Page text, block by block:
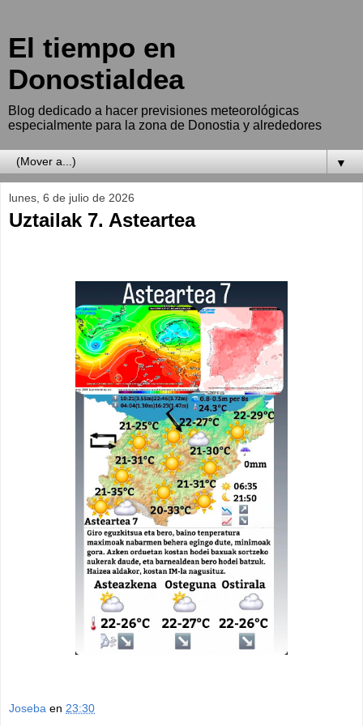
El tiempo en
Donostialdea
Blog dedicado a hacer previsiones meteorológicas
especialmente para la zona de Donostia y alrededores
▼
lunes, 6 de julio de 2026
Uztailak 7. Asteartea
Joseba en 23:30